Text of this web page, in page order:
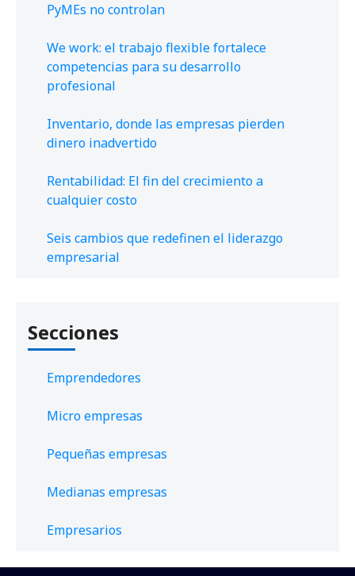
PyMEs no controlan
We work: el trabajo flexible fortalece
competencias para su desarrollo
profesional
Inventario, donde las empresas pierden
dinero inadvertido
Rentabilidad: El fin del crecimiento a
cualquier costo
Seis cambios que redefinen el liderazgo
empresarial
Secciones
Emprendedores
Micro empresas
Pequeñas empresas
Medianas empresas
Empresarios